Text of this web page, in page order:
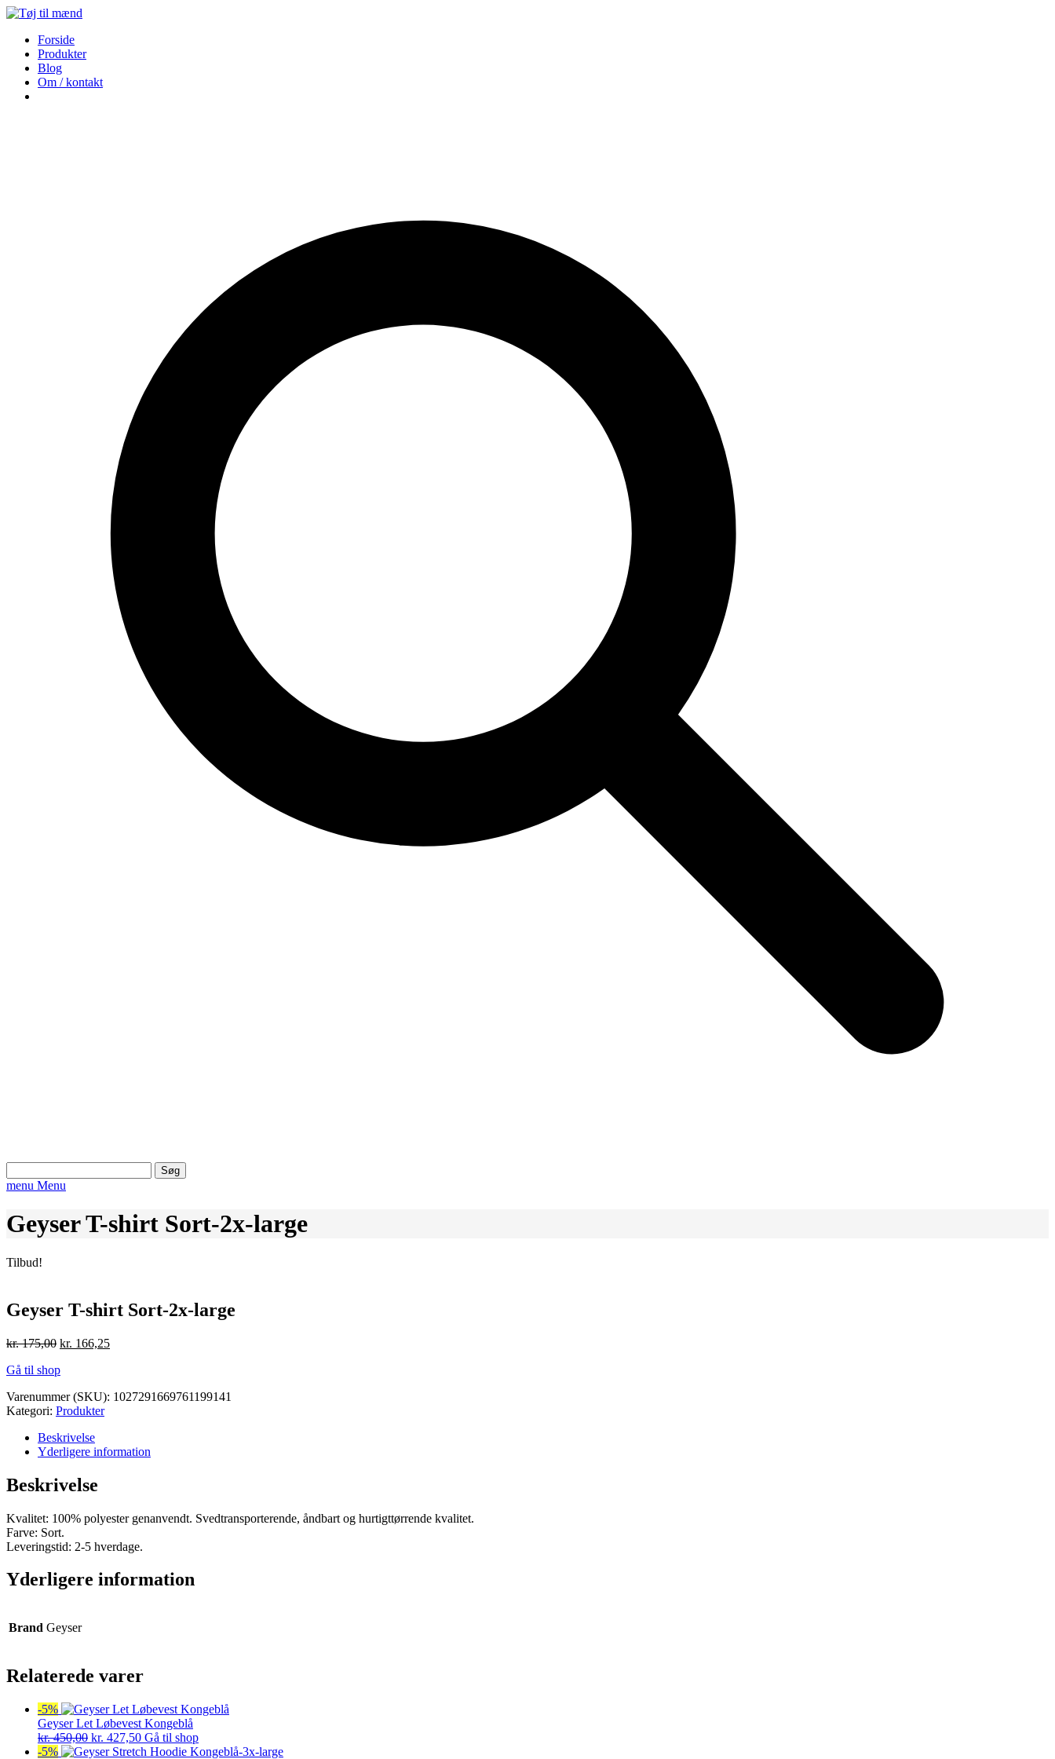
Forside
Produkter
Blog
Om / kontakt
efter:
menu Menu
Geyser T-shirt Sort-2x-large
Tilbud!
Geyser T-shirt Sort-2x-large
kr.175,00 Den
pris
kr. 175,00.
kr. 166,25Den
kr. 166,25.
Gå til shop
Varenummer (SKU): 1027291669761199141
Kategori: Produkter
Beskrivelse
Yderligere information
Beskrivelse
Kvalitet: 100% polyester genanvendt. Svedtransporterende, åndbart og hurtigttørrende kvalitet.
Farve: Sort.
Leveringstid: 2-5 hverdage.
Yderligere information
Brand Geyser
Relaterede varer
-5%
Geyser Let Løbevest Kongeblå
kr.450,00 Den
oprindelige
kr. 427,50Den
aktuelle
Gå til shop
-5%